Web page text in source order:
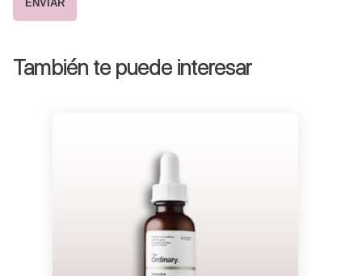
También te puede interesar